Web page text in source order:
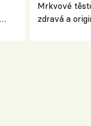
Mrkvové
zdravá a